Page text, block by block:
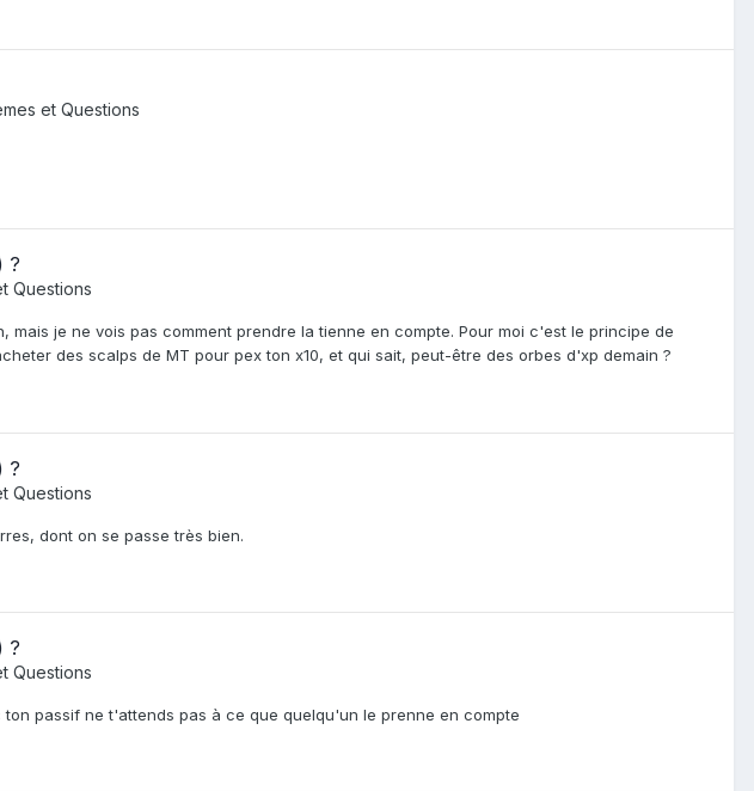
et Questions
?
Questions
mais je ne vois pas comment prendre la tienne en compte. Pour moi c'est le principe de
des scalps de MT pour pex ton x10, et qui sait, peut-être des orbes d'xp demain ?
?
Questions
dont on se passe très bien.
?
Questions
passif ne t'attends pas à ce que quelqu'un le prenne en compte